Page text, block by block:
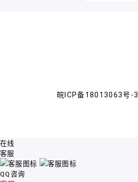
皖ICP备18013063号-3
在线
客服
QQ咨询